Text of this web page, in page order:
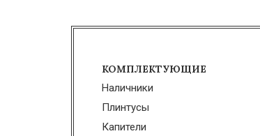
КОМПЛЕКТУЮЩИЕ
Наличники
Плинтусы
Капители